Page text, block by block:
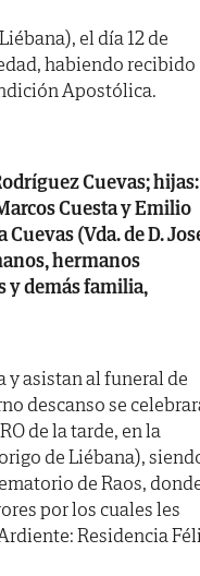
el día 12 de
habiendo recibido
Apostólica.
Cuevas; hijas:
Cuesta y Emilio
(Vda. de D.
hermanos
y demás familia,
y asistan al funeral de
descanso se
de la tarde, en la
de Liébana),
de Raos,
por los cuales les
Residencia